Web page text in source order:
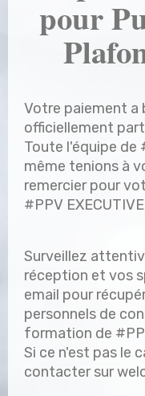
pour
Votre paiement a
officiellement
Toute l'équipe de
même tenions à
remercier pour
#PPV
Surveillez
réception et vos
email pour
personnels de
formation de
Si ce n'est pas le
contacter sur